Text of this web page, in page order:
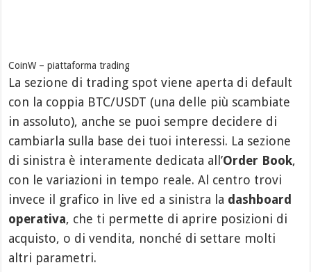
CoinW – piattaforma trading
La sezione di trading spot viene aperta di default
con la coppia BTC/USDT (una delle più scambiate
in assoluto), anche se puoi sempre decidere di
cambiarla sulla base dei tuoi interessi. La sezione
di sinistra è interamente dedicata all’Order Book,
con le variazioni in tempo reale. Al centro trovi
invece il grafico in live ed a sinistra la dashboard
operativa, che ti permette di aprire posizioni di
acquisto, o di vendita, nonché di settare molti
altri parametri.